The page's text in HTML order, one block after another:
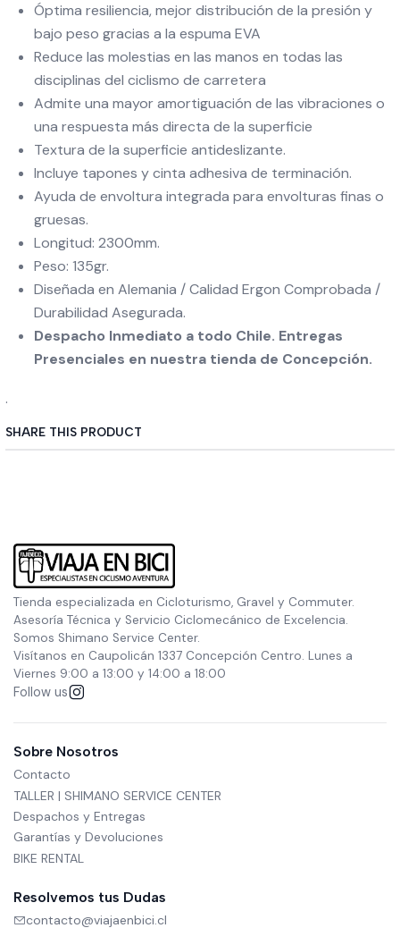
Óptima resiliencia, mejor distribución de la presión y
bajo peso gracias a la espuma EVA
Reduce las molestias en las manos en todas las
disciplinas del ciclismo de carretera
Admite una mayor amortiguación de las vibraciones o
una respuesta más directa de la superficie
Textura de la superficie antideslizante.
Incluye tapones y cinta adhesiva de terminación.
Ayuda de envoltura integrada para envolturas finas o
gruesas.
Longitud: 2300mm.
Peso: 135gr.
Diseñada en Alemania / Calidad Ergon Comprobada /
Durabilidad Asegurada.
Despacho Inmediato a todo Chile. Entregas
Presenciales en nuestra tienda de Concepción.
.
SHARE THIS PRODUCT
Tienda especializada en Cicloturismo, Gravel y Commuter.
Asesoría Técnica y Servicio Ciclomecánico de Excelencia.
Somos Shimano Service Center.
Visítanos en Caupolicán 1337 Concepción Centro. Lunes a
Viernes 9:00 a 13:00 y 14:00 a 18:00
Follow us
Sobre Nosotros
Contacto
TALLER | SHIMANO SERVICE CENTER
Despachos y Entregas
Garantías y Devoluciones
BIKE RENTAL
Resolvemos tus Dudas
contacto@viajaenbici.cl